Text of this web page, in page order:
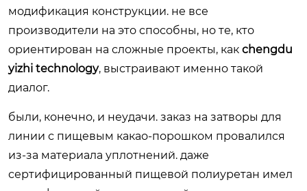
модификация конструкции. не все
производители на это способны, но те, кто
ориентирован на сложные проекты, как chengdu
yizhi technology, выстраивают именно такой
диалог.
были, конечно, и неудачи. заказ на затворы для
линии с пищевым какао-порошком провалился
из-за материала уплотнений. даже
сертифицированный пищевой полиуретан имел